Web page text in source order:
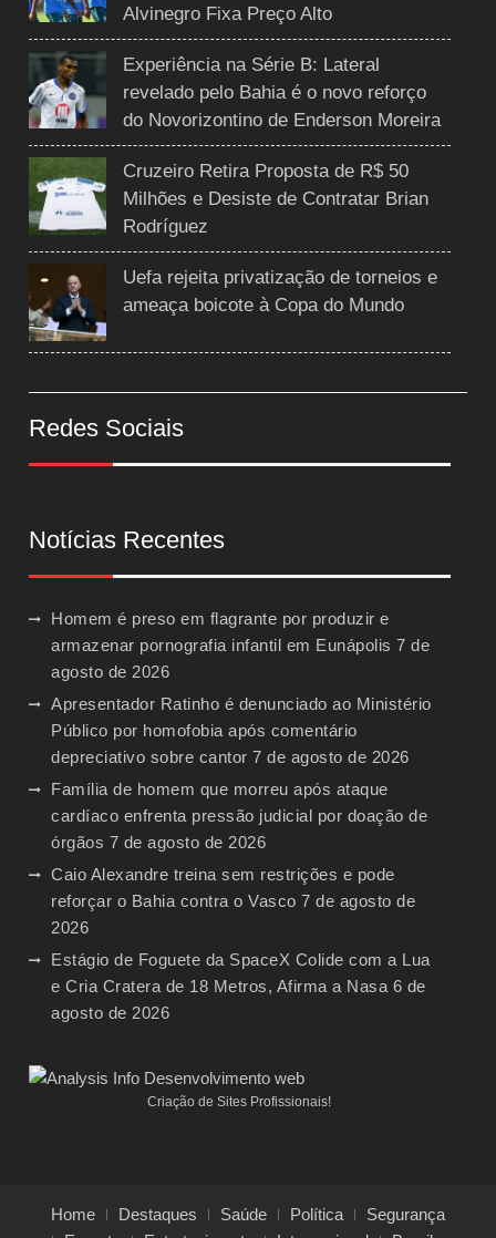
Alvinegro Fixa Preço Alto
Experiência na Série B: Lateral
revelado pelo Bahia é o novo reforço
do Novorizontino de Enderson Moreira
Cruzeiro Retira Proposta de R$ 50
Milhões e Desiste de Contratar Brian
Rodríguez
Uefa rejeita privatização de torneios e
ameaça boicote à Copa do Mundo
Redes Sociais
Notícias Recentes
Homem é preso em flagrante por produzir e
armazenar pornografia infantil em Eunápolis 7 de
agosto de 2026
Apresentador Ratinho é denunciado ao Ministério
Público por homofobia após comentário
depreciativo sobre cantor 7 de agosto de 2026
Família de homem que morreu após ataque
cardíaco enfrenta pressão judicial por doação de
órgãos 7 de agosto de 2026
Caio Alexandre treina sem restrições e pode
reforçar o Bahia contra o Vasco 7 de agosto de
2026
Estágio de Foguete da SpaceX Colide com a Lua
e Cria Cratera de 18 Metros, Afirma a Nasa 6 de
agosto de 2026
Criação de Sites Profissionais!
Home Destaques Saúde Política
Segurança